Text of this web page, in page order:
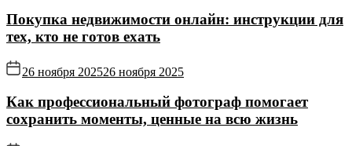
Покупка недвижимости онлайн: инструкции для
тех, кто не готов ехать
26 ноября 202526 ноября 2025
Как профессиональный фотограф помогает
сохранить моменты, ценные на всю жизнь